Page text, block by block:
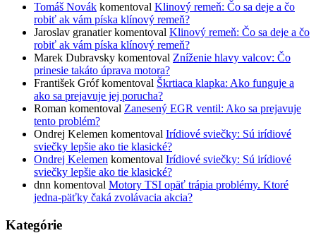
Tomáš Novák komentoval Klinový remeň: Čo sa deje a čo
robiť ak vám píska klínový remeň?
Jaroslav granatierkomentoval Klinový remeň: Čo sa deje a čo
robiť ak vám píska klínový remeň?
Marek Dubravsky komentoval Zníženie hlavy valcov: Čo
prinesie takáto úprava motora?
František Grófkomentoval Škrtiaca klapka: Ako funguje a
ako sa prejavuje jej porucha?
Roman komentoval Zanesený EGR ventil: Ako sa prejavuje
tento problém?
Ondrej Kelemen komentoval Irídiové sviečky: Sú irídiové
sviečky lepšie ako tie klasické?
Ondrej Kelemen komentoval Irídiové sviečky: Sú irídiové
sviečky lepšie ako tie klasické?
dnn komentoval Motory TSI opäť trápia problémy. Ktoré
jedna-päťky čaká zvolávacia akcia?
Kategórie